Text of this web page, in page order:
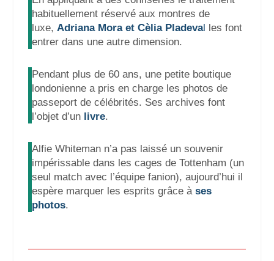
habituellement réservé aux montres de
luxe, Adriana Mora et Cèlia Pladeval les font
entrer dans une autre dimension.
Pendant plus de 60 ans, une petite boutique
londonienne a pris en charge les photos de
passeport de célébrités. Ses archives font
l’objet d’un livre.
Alfie Whiteman n’a pas laissé un souvenir
impérissable dans les cages de Tottenham (un
seul match avec l’équipe fanion), aujourd’hui il
espère marquer les esprits grâce à ses
photos.